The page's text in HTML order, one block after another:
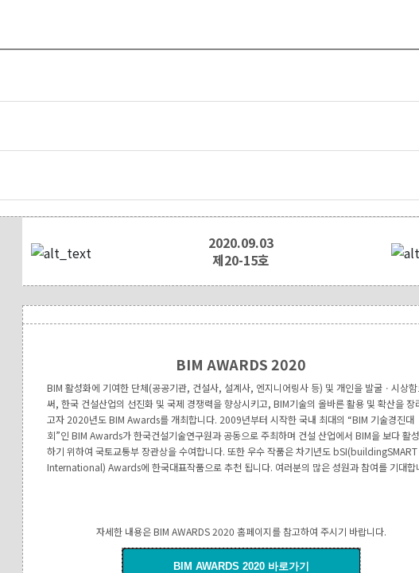
2020.09.03
제20-15호
BIM AWARDS 2020
BIM 활성화에 기여한 단체(공공기관, 건설사, 설계사, 엔지니어링사 등) 및 개인을 발굴ㆍ시상
써, 한국 건설산업의 선진화 및 국제 경쟁력을 향상시키고, BIM기술의 올바른 활용 및 확산을 장
고자 2020년도 BIM Awards를 개최합니다. 2009년부터 시작한 국내 최대의 “BIM 기술경진대
회”인 BIM Awards가 한국건설기술연구원과 공동으로 주최하며 건설 산업에서 BIM을 보다 활
하기 위하여 국토교통부 장관상을 수여합니다. 또한 우수 작품은 차기년도 bSI(buildingSMART
International) Awards에 한국대표작품으로 추천 됩니다. 여러분의 많은 성원과 참여를 기대합
자세한 내용은 BIM AWARDS 2020 홈페이지를 참고하여 주시기 바랍니다.
BIM AWARDS 2020 바로가기